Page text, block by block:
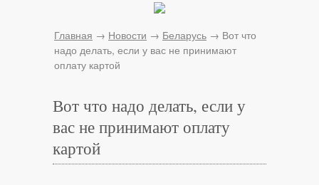
Главная → Новости → Беларусь → Вот что
надо делать, если у вас не принимают
оплату картой
Вот что надо делать, если у
вас не принимают оплату
картой